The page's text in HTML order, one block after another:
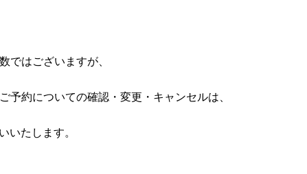
ではございますが、
予約についての確認・変更・キャンセルは、
いたします。